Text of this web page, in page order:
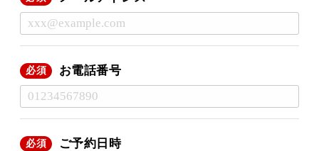
必須 お電話番号
必須 ご予約日時